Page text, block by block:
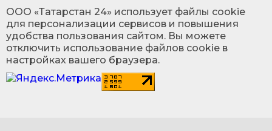
ООО «Татарстан 24» использует файлы cookie
для персонализации сервисов и повышения
удобства пользования сайтом. Вы можете
отключить использование файлов cookie в
настройках вашего браузера.